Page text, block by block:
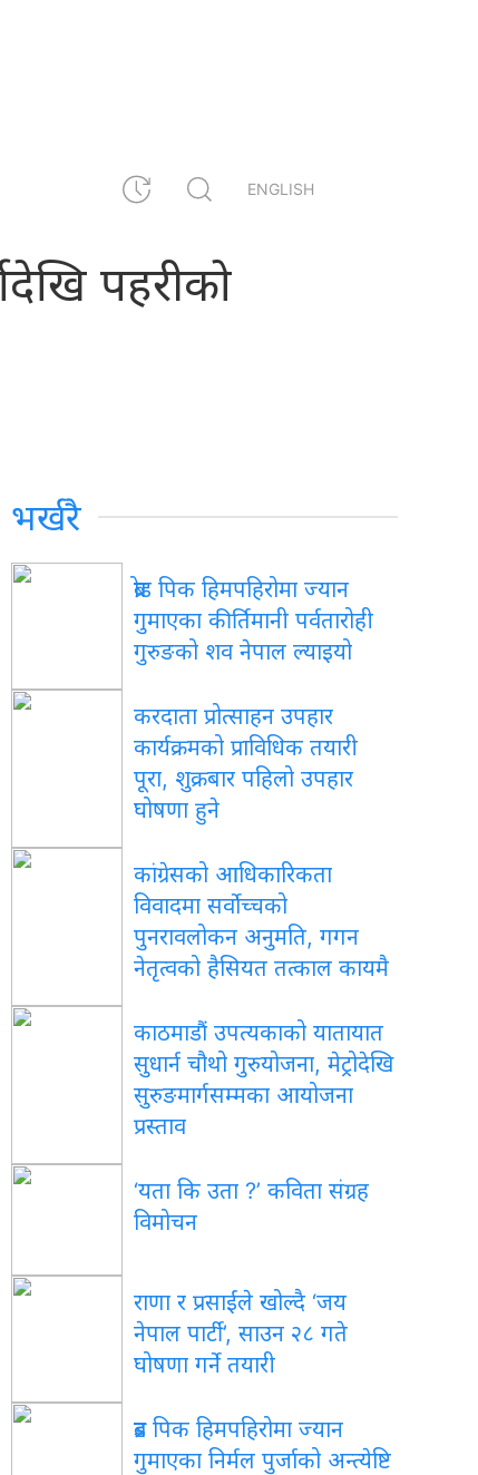
ENGLISH
पहरीको
भर्खरै
ब्रोड पिक हिमपहिरोमा ज्यान
गुमाएका कीर्तिमानी पर्वतारोही
गुरुङको शव नेपाल ल्याइयो
करदाता प्रोत्साहन उपहार
कार्यक्रमको प्राविधिक तयारी
पूरा, शुक्रबार पहिलो उपहार
घोषणा हुने
कांग्रेसको आधिकारिकता
विवादमा सर्वोच्चको
पुनरावलोकन अनुमति, गगन
नेतृत्वको हैसियत तत्काल कायमै
काठमाडौं उपत्यकाको यातायात
सुधार्न चौथो गुरुयोजना, मेट्रोदेखि
सुरुङमार्गसम्मका आयोजना
प्रस्ताव
‘यता कि उता ?’ कविता संग्रह
विमोचन
राणा र प्रसाईंले खोल्दै ‘जय
नेपाल पार्टी’, साउन २८ गते
घोषणा गर्ने तयारी
ब्रड पिक हिमपहिरोमा ज्यान
गुमाएका निर्मल पुर्जाको अन्त्येष्टि